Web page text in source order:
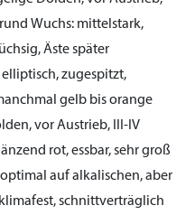
Wuchs: mittelstark,
Äste später
zugespitzt,
gelb bis orange
vor Austrieb, III-IV
rot, essbar, sehr groß
auf alkalischen, aber
schnittverträglich